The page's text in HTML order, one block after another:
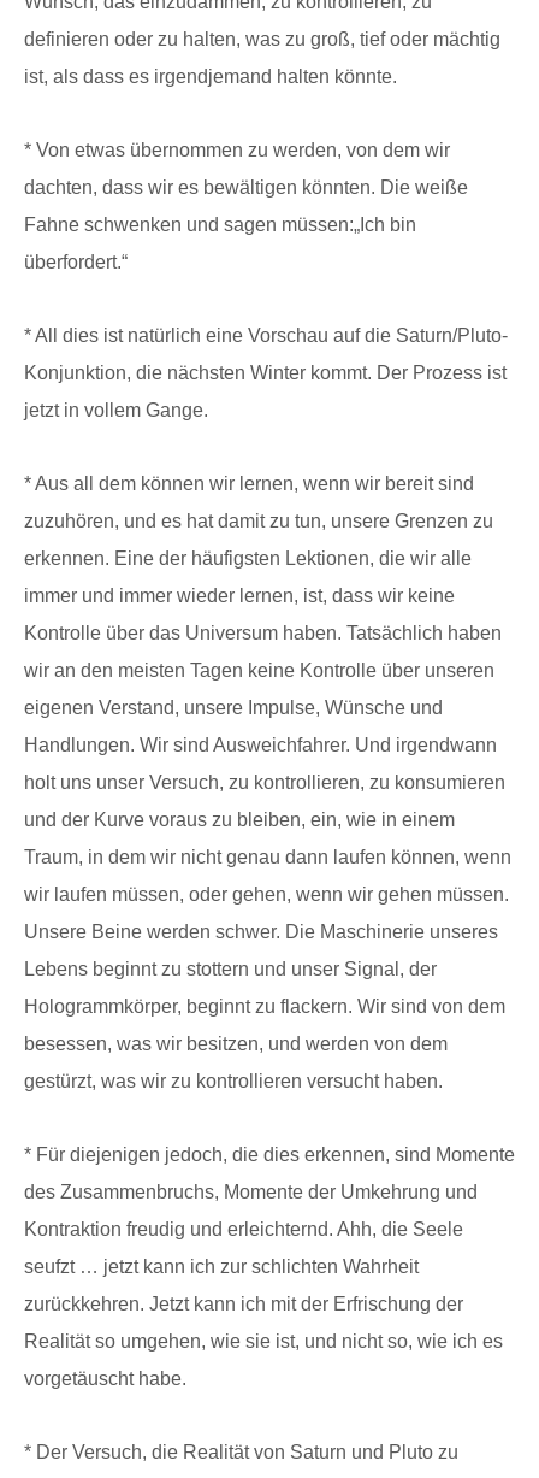
definieren oder zu halten, was zu groß, tief oder mächtig
ist, als dass es irgendjemand halten könnte.
* Von etwas übernommen zu werden, von dem wir
dachten, dass wir es bewältigen könnten. Die weiße
Fahne schwenken und sagen müssen:„Ich bin
überfordert.“
* All dies ist natürlich eine Vorschau auf die Saturn/Pluto-
Konjunktion, die nächsten Winter kommt. Der Prozess ist
jetzt in vollem Gange.
* Aus all dem können wir lernen, wenn wir bereit sind
zuzuhören, und es hat damit zu tun, unsere Grenzen zu
erkennen. Eine der häufigsten Lektionen, die wir alle
immer und immer wieder lernen, ist, dass wir keine
Kontrolle über das Universum haben. Tatsächlich haben
wir an den meisten Tagen keine Kontrolle über unseren
eigenen Verstand, unsere Impulse, Wünsche und
Handlungen. Wir sind Ausweichfahrer. Und irgendwann
holt uns unser Versuch, zu kontrollieren, zu konsumieren
und der Kurve voraus zu bleiben, ein, wie in einem
Traum, in dem wir nicht genau dann laufen können, wenn
wir laufen müssen, oder gehen, wenn wir gehen müssen.
Unsere Beine werden schwer. Die Maschinerie unseres
Lebens beginnt zu stottern und unser Signal, der
Hologrammkörper, beginnt zu flackern. Wir sind von dem
besessen, was wir besitzen, und werden von dem
gestürzt, was wir zu kontrollieren versucht haben.
* Für diejenigen jedoch, die dies erkennen, sind Momente
des Zusammenbruchs, Momente der Umkehrung und
Kontraktion freudig und erleichternd. Ahh, die Seele
seufzt … jetzt kann ich zur schlichten Wahrheit
zurückkehren. Jetzt kann ich mit der Erfrischung der
Realität so umgehen, wie sie ist, und nicht so, wie ich es
vorgetäuscht habe.
* Der Versuch, die Realität von Saturn und Pluto zu